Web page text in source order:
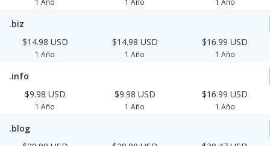
.biz
$14.98 USD
1 Año
$14.98 USD
1 Año
$16.99 USD
1 Año
.info
$9.98 USD
1 Año
$9.98 USD
1 Año
$16.99 USD
1 Año
.blog